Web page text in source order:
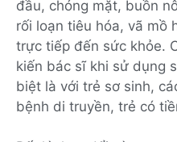
đầu, chóng mặt, buồn
rối loạn tiêu hóa, vã mồ
trực tiếp đến sức khỏe.
kiến bác sĩ khi sử dụng
biệt là với trẻ sơ sinh,
bệnh di truyền, trẻ có